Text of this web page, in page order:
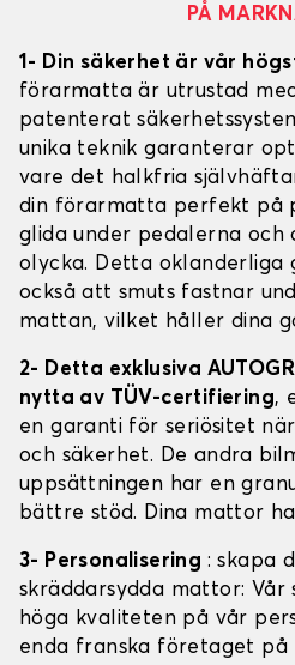
PÅ
1- Din säkerhet är vår
förarmatta är utrustad
patenterat
unika teknik garanterar
vare det halkfria
din förarmatta perfekt på
glida under pedalerna och
olycka. Detta oklanderliga
också att smuts fastnar
mattan, vilket håller dina
2- Detta exklusiva
nytta av TÜV-certifiering,
en garanti för seriösitet
och säkerhet. De andra
uppsättningen har en
bättre stöd. Dina mattor
3- Personalisering : skapa
skräddarsydda mattor: Vår
höga kvaliteten på vår
enda franska företaget på